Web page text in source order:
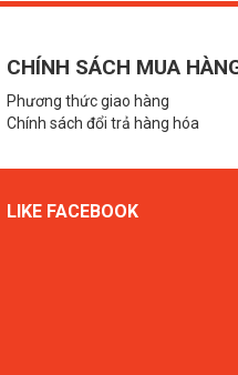
CHÍNH SÁCH MUA
Phương thức giao hàng
Chính sách đổi trả hàng hóa
LIKE FACEBOOK